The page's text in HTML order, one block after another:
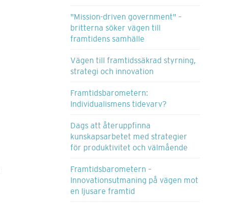
"Mission-driven government" –
britterna söker vägen till
framtidens samhälle
Vägen till framtidssäkrad styrning,
strategi och innovation
Framtidsbarometern:
Individualismens tidevarv?
Dags att återuppfinna
kunskapsarbetet med strategier
för produktivitet och välmående
Framtidsbarometern –
Innovationsutmaning på vägen mot
en ljusare framtid